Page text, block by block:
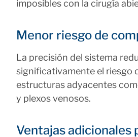
imposibles con la cirugía
Menor riesgo de
La precisión del sistema
significativamente el riesgo
estructuras adyacentes
y plexos venosos.
Ventajas adicionales